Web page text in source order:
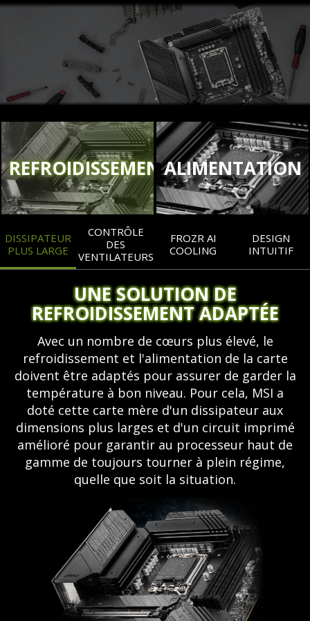
REFROIDISSEMENTALIMENTATION
DISSIPATEUR
PLUS LARGE
CONTRÔLE
DES
VENTILATEURS
FROZR AI
COOLING
DESIGN
INTUITIF
UNE SOLUTION DE
REFROIDISSEMENT ADAPTÉE
Avec un nombre de cœurs plus élevé, le
refroidissement et l'alimentation de la carte
doivent être adaptés pour assurer de garder la
température à bon niveau. Pour cela, MSI a
doté cette carte mère d'un dissipateur aux
dimensions plus larges et d'un circuit imprimé
amélioré pour garantir au processeur haut de
gamme de toujours tourner à plein régime,
quelle que soit la situation.